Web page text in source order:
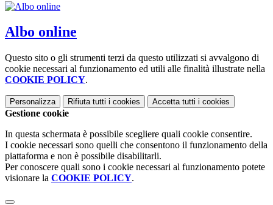
Albo online
Questo sito o gli strumenti terzi da questo utilizzati si avvalgono di
cookie necessari al funzionamento ed utili alle finalità illustrate nella
COOKIE POLICY.
Personalizza Rifiuta tutti i cookies Accetta tutti i cookies
Gestione cookie
In questa schermata è possibile scegliere quali cookie consentire.
I cookie necessari sono quelli che consentono il funzionamento della
piattaforma e non è possibile disabilitarli.
Per conoscere quali sono i cookie necessari al funzionamento potete
visionare la COOKIE POLICY.